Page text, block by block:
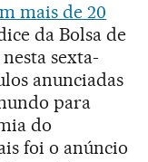
mais de 20
da Bolsa de
sexta-
anunciadas
para
do
foi o anúncio